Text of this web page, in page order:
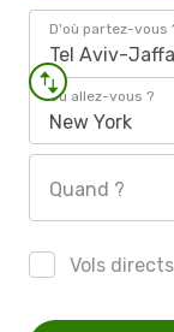
D'où partez-vous
Tel Aviv-Jaffa
Où allez-vous ?
New York
Quand ?
Vols directs